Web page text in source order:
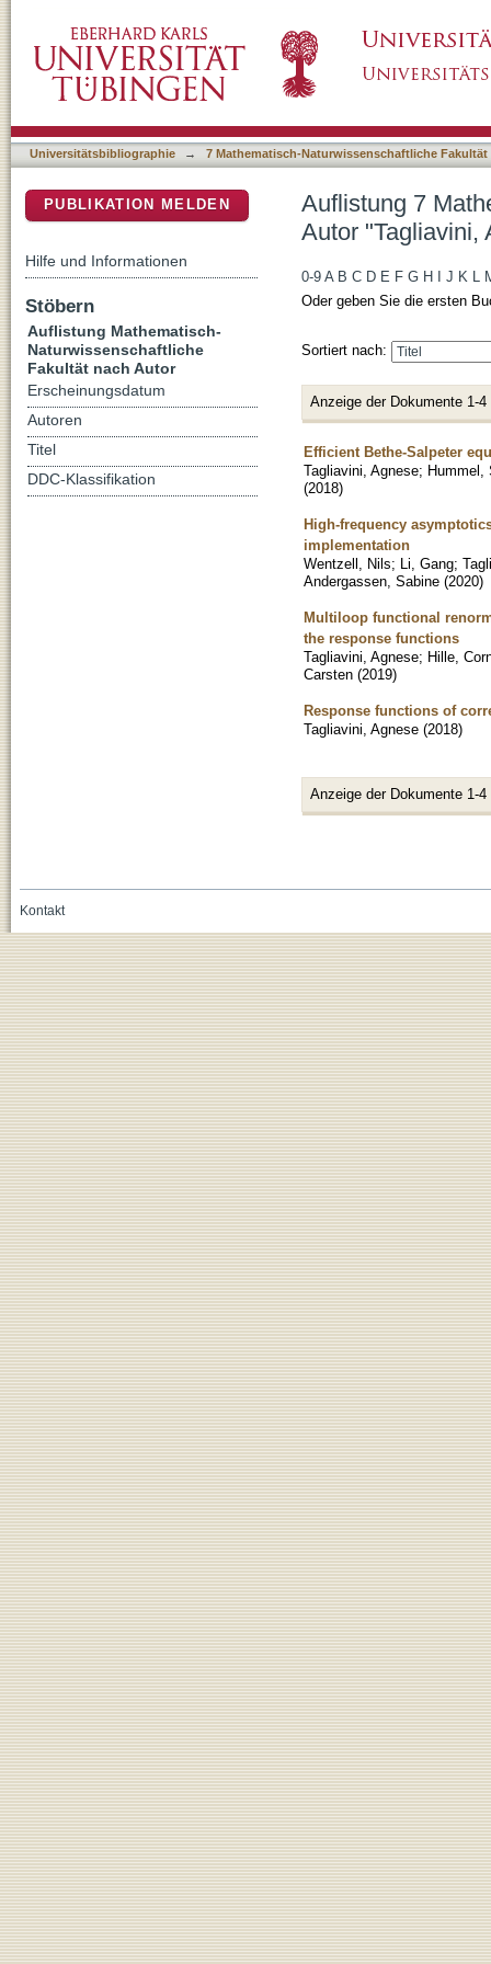
Universitätsbibliographie → 7 Mathematisch-Naturwissenschaftliche Fakultät
Auflistung 7
Autor "Tagliavini,
0-9 A B C D E F G H J K L
Oder geben Sie die ersten
Sortiert nach:
Anzeige der Dokumente 1-4
Efficient Bethe-Salpeter
Tagliavini, Agnese; Hummel,
(2018)
High-frequency
implementation
Wentzell, Nils; Li, Gang;
Andergassen, Sabine (2020)
Multiloop functional
the response functions
Tagliavini, Agnese; Hille,
Carsten (2019)
Response functions of
Tagliavini, Agnese (2018)
Anzeige der Dokumente 1-4
PUBLIKATION MELDEN
Hilfe und Informationen
Stöbern
Auflistung Mathematisch-
Naturwissenschaftliche
Fakultät nach Autor
Erscheinungsdatum
Autoren
Titel
DDC-Klassifikation
Kontakt